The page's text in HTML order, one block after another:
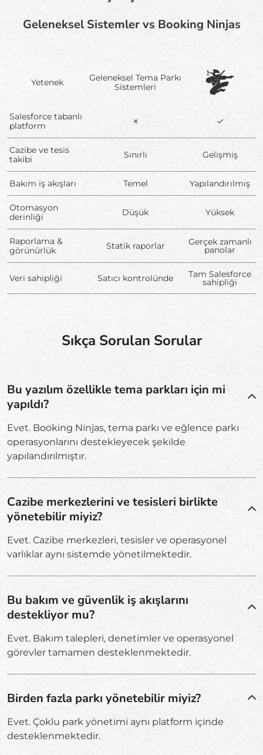
Geleneksel Sistemler vs Booking Ninjas
Yetenek
Geleneksel Tema Parkı
Sistemleri
Salesforce tabanlı
platform
✗ ✓
Cazibe ve tesis
takibi
Sınırlı Gelişmiş
Bakım iş akışları Temel Yapılandırılmış
Otomasyon
derinliği
Düşük Yüksek
Raporlama &
görünürlük
Statik raporlar Gerçek zamanlı
panolar
Veri sahipliği Satıcı kontrolünde Tam Salesforce
sahipliği
Sıkça Sorulan Sorular
Bu yazılım özellikle tema parkları için mi
yapıldı?
Evet. Booking Ninjas, tema parkı ve eğlence parkı
operasyonlarını destekleyecek şekilde
yapılandırılmıştır.
Cazibe merkezlerini ve tesisleri birlikte
yönetebilir miyiz?
Evet. Cazibe merkezleri, tesisler ve operasyonel
varlıklar aynı sistemde yönetilmektedir.
Bu bakım ve güvenlik iş akışlarını
destekliyor mu?
Evet. Bakım talepleri, denetimler ve operasyonel
görevler tamamen desteklenmektedir.
Birden fazla parkı yönetebilir miyiz?
Evet. Çoklu park yönetimi aynı platform içinde
desteklenmektedir.